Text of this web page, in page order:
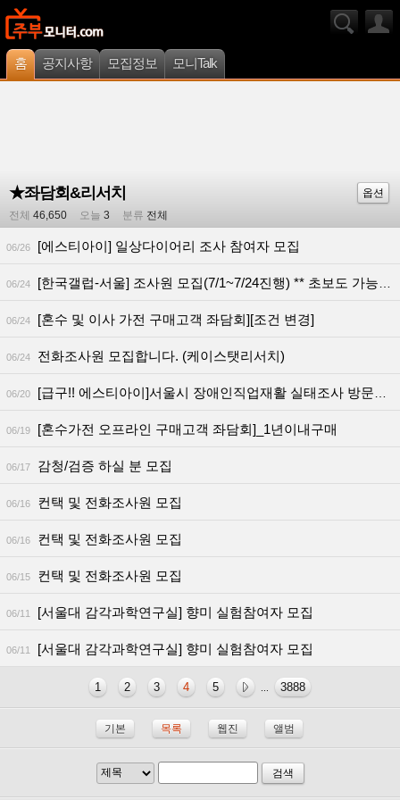
홈 공지사항 모집정보 모니Talk
★좌담회&리서치
옵션
전체 46,650 오늘 3 분류 전체
06/26 [에스티아이] 일상다이어리 조사 참여자 모집
06/24 [한국갤럽-서울] 조사원 모집(7/1~7/24진행) ** 초보도 가능합니다.
06/24 [혼수 및 이사 가전 구매고객 좌담회][조건 변경]
06/24 전화조사원 모집합니다. (케이스탯리서치)
06/20 [급구!! 에스티아이]서울시 장애인직업재활 실태조사 방문조사원 모집
06/19 [혼수가전 오프라인 구매고객 좌담회]_1년이내구매
06/17 감청/검증 하실 분 모집
06/16 컨택 및 전화조사원 모집
06/16 컨택 및 전화조사원 모집
06/15 컨택 및 전화조사원 모집
06/11 [서울대 감각과학연구실] 향미 실험참여자 모집
06/11 [서울대 감각과학연구실] 향미 실험참여자 모집
1 2 3 4 5 ... 3888
기본 목록 웹진 앨범
검색